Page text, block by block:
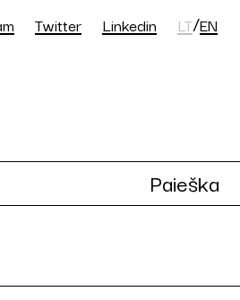
Twitter Linkedin LT/EN
Paieška